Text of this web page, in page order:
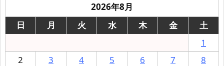
2026年8月
日
月 火 水 木 金
土
1
2
3 4 5 6 7
8